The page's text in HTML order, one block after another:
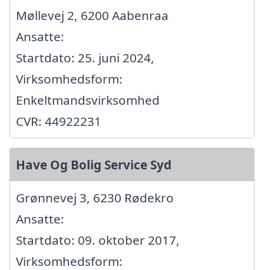
Møllevej 2, 6200 Aabenraa
Ansatte:
Startdato: 25. juni 2024,
Virksomhedsform:
Enkeltmandsvirksomhed
CVR: 44922231
Have Og Bolig Service Syd
Grønnevej 3, 6230 Rødekro
Ansatte:
Startdato: 09. oktober 2017,
Virksomhedsform: